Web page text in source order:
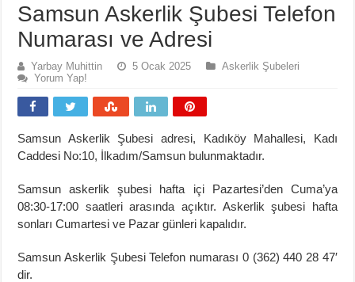
Samsun Askerlik Şubesi Telefon
Numarası ve Adresi
Yarbay Muhittin 5 Ocak 2025
Askerlik Şubeleri
Yorum Yap!
Samsun Askerlik Şubesi adresi, Kadıköy Mahallesi, Kadı
Caddesi No:10, İlkadım/Samsun bulunmaktadır.
Samsun askerlik şubesi hafta içi Pazartesi’den Cuma’ya
08:30-17:00 saatleri arasında açıktır. Askerlik şubesi hafta
sonları Cumartesi ve Pazar günleri kapalıdır.
Samsun Askerlik Şubesi Telefon numarası 0 (362) 440 28 47′
dir.